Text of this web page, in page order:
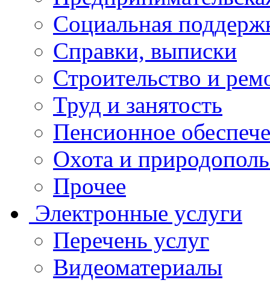
Социальная
Справки, выписки
Строительство и
Труд и занятость
Пенсионное
Охота и
Прочее
Электронные услуги
Перечень услуг
Видеоматериалы